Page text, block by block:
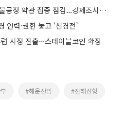
공정위 "온라인 플랫폼 불공정 약관 집중 점검...강제조사권 확보도 검토"
인력·권한 놓고 ‘신경전’
시장 진출∙∙∙스테이블코인 확장
#해운산업 #진해신항